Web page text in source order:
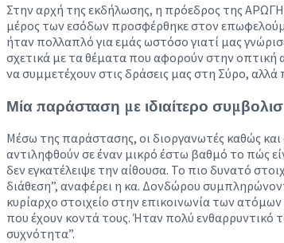
Στην αρχή της εκδήλωσης, η πρόεδρος της
μέρος των εσόδων προσφέρθηκε στον
ήταν πολλαπλό για εμάς ωστόσο γιατί μας
σχετικά με τα θέματα που αφορούν στην οπτική
να συμμετέχουν στις δράσεις μας στη Σύρο,
Μία παράσταση με ιδιαίτερο
Μέσω της παράστασης, οι διοργανωτές καθώς
αντιληφθούν σε έναν μικρό έστω βαθμό το πώς
δεν εγκατέλειψε την αίθουσα. Το πιο δυνατό
διάθεση”, αναφέρει η κα. Δονδώρου
κυρίαρχο στοιχείο στην επικοινωνία των
που έχουν κοντά τους. Ήταν πολύ ενθαρρυντικό
συχνότητα”.